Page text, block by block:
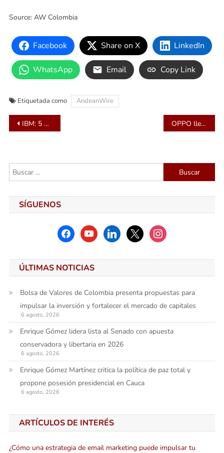
Source: AW Colombia
Facebook Share on X LinkedIn
WhatsApp Email Copy Link
Etiquetada como AndeanWire
Navegación
entradas
IBM: 5 predicciones tecnológicas para 2024 OPPO llega al podio de los celulares gama media alta con el OPPO Reno10 5G
Buscar:
SÍGUENOS
facebookyoutubelinkedinx instagram
ÚLTIMAS NOTICIAS
Bolsa de Valores de Colombia presenta propuestas para
impulsar la inversión y fortalecer el mercado de capitales
6 agosto, 2026
Enrique Gómez lidera lista al Senado con apuesta
conservadora y libertaria en 2026
6 agosto, 2026
Enrique Gómez Martínez critica la política de paz total y
propone posesión presidencial en Cauca
6 agosto, 2026
ARTÍCULOS DE INTERÉS
¿Cómo una estrategia de email marketing puede impulsar tu